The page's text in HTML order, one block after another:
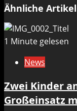
Ähnliche Artikel
1 Minute gelesen
News
Zwei Kinder
Großeinsatz